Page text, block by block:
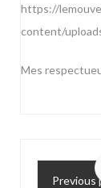
https://
content/
Mes
Previous